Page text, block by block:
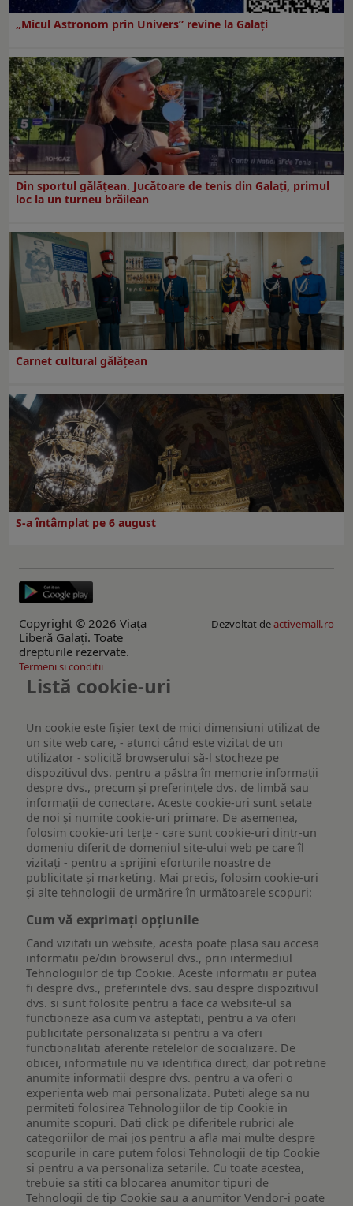
„Micul Astronom prin Univers” revine la Galați
Din sportul gălățean. Jucătoare de tenis din Galați, primul
loc la un turneu brăilean
Carnet cultural gălăţean
S-a întâmplat pe 6 august
Copyright © 2026 Viaţa
Liberă Galaţi. Toate
drepturile rezervate.
Dezvoltat deactivemall.ro
Termeni si conditii
Listă cookie-uri
Un cookie este fişier text de mici dimensiuni utilizat de
un site web care, - atunci când este vizitat de un
utilizator - solicită browserului să-l stocheze pe
dispozitivul dvs. pentru a păstra în memorie informații
despre dvs., precum și preferințele dvs. de limbă sau
informații de conectare. Aceste cookie-uri sunt setate
de noi și numite cookie-uri primare. De asemenea,
folosim cookie-uri terțe - care sunt cookie-uri dintr-un
domeniu diferit de domeniul site-ului web pe care îl
vizitați - pentru a sprijini eforturile noastre de
publicitate și marketing. Mai precis, folosim cookie-uri
și alte tehnologii de urmărire în următoarele scopuri:
Cum vă exprimați opțiunile
Cand vizitati un website, acesta poate plasa sau accesa
informatii pe/din browserul dvs., prin intermediul
Tehnologiilor de tip Cookie. Aceste informatii ar putea
fi despre dvs., preferintele dvs. sau despre dispozitivul
dvs. si sunt folosite pentru a face ca website-ul sa
functioneze asa cum va asteptati, pentru a va oferi
publicitate personalizata si pentru a va oferi
functionalitati aferente retelelor de socializare. De
obicei, informatiile nu va identifica direct, dar pot retine
anumite informatii despre dvs. pentru a va oferi o
experienta web mai personalizata. Puteti alege sa nu
permiteti folosirea Tehnologiilor de tip Cookie in
anumite scopuri. Dati click pe diferitele rubrici ale
categoriilor de mai jos pentru a afla mai multe despre
scopurile in care putem folosi Tehnologii de tip Cookie
si pentru a va personaliza setarile. Cu toate acestea,
trebuie sa stiti ca blocarea anumitor tipuri de
Tehnologii de tip Cookie sau a anumitor Vendor-i poate